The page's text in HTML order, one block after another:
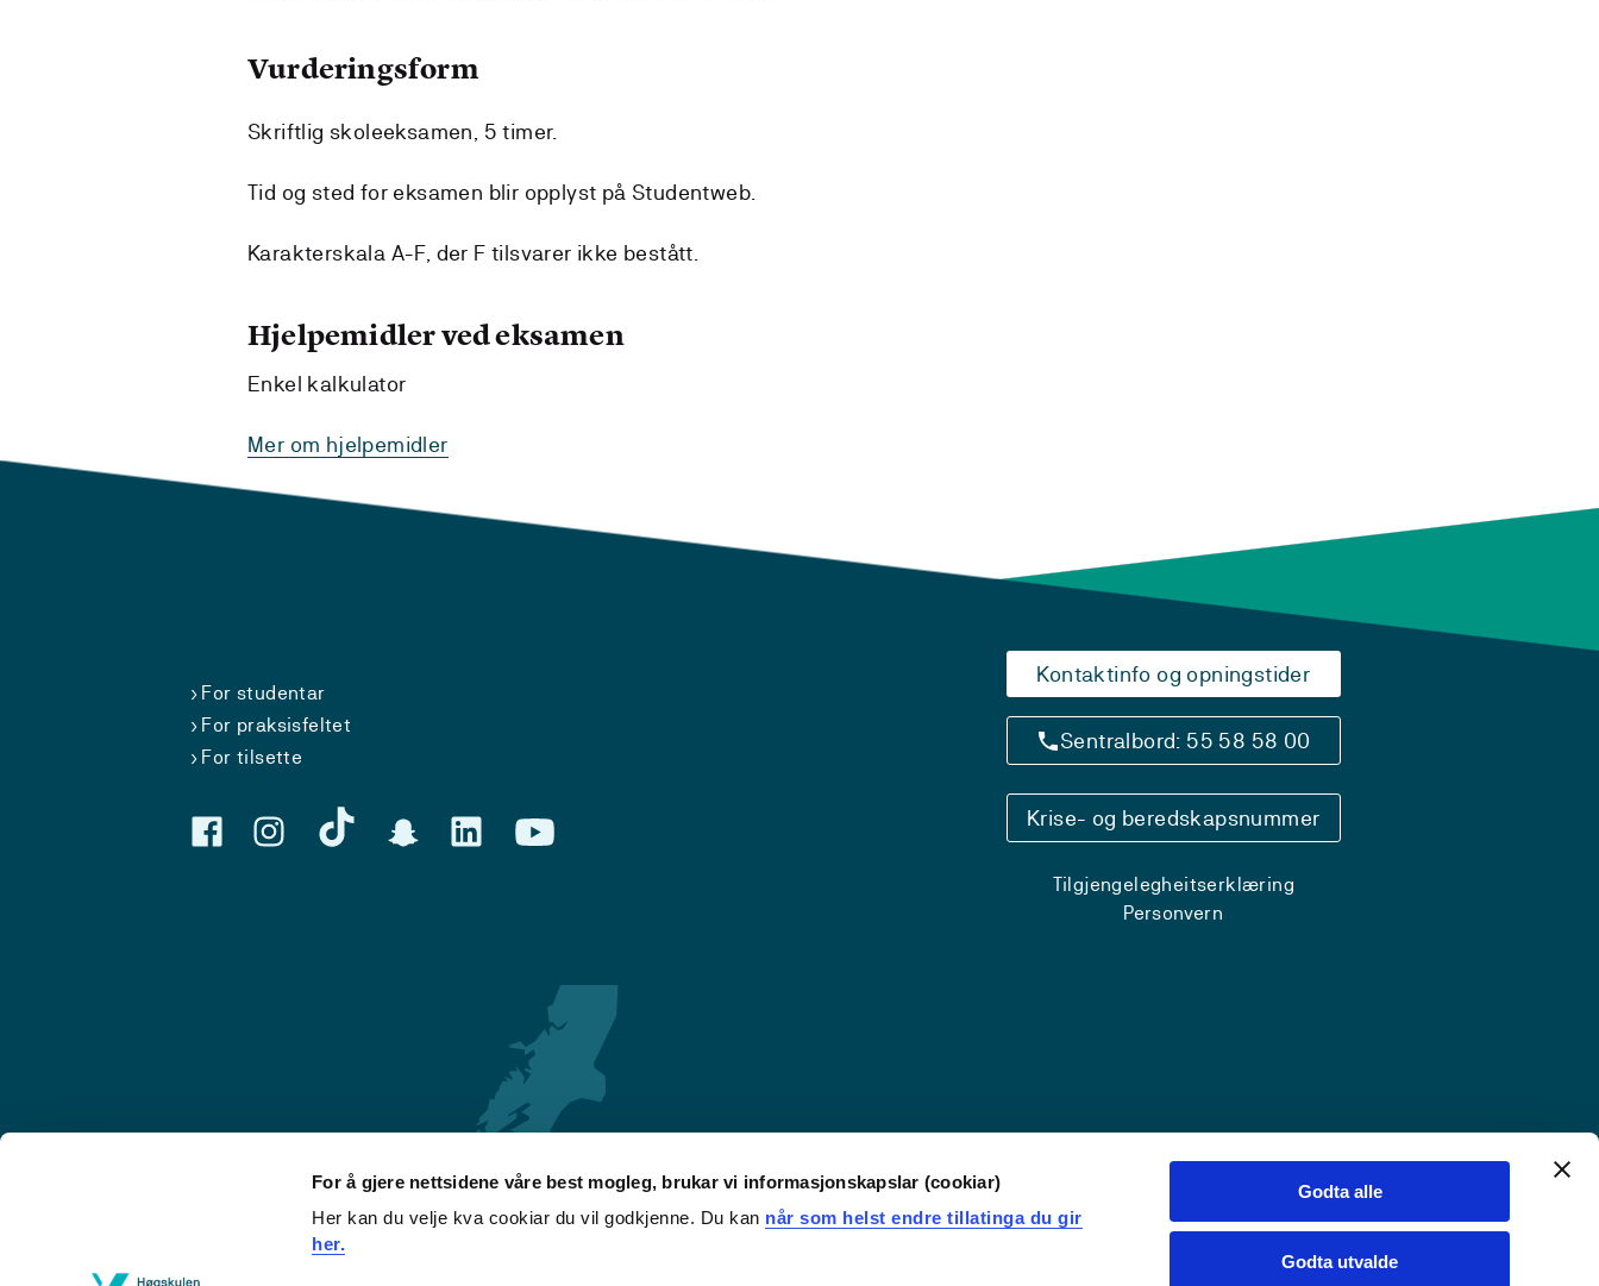
For å gjere nettsidene våre best mogleg, brukar vi informasjonskapslar (cookiar)
Her kan du velje kva cookiar du vil godkjenne. Du kan når som helst endre tillatinga du gir
her.
Godta alle
Godta utvalde
Vurderingsform
Skriftlig skoleeksamen, 5 timer.
Tid og sted for eksamen blir opplyst på Studentweb.
Karakterskala A-F, der F tilsvarer ikke bestått.
Hjelpemidler ved eksamen
Enkel kalkulator
Mer om hjelpemidler
For studentar
For praksisfeltet
For tilsette
Kontaktinfo og opningstider
Sentralbord: 55 58 58 00
Krise- og beredskapsnummer
Tilgjengelegheitserklæring
Personvern